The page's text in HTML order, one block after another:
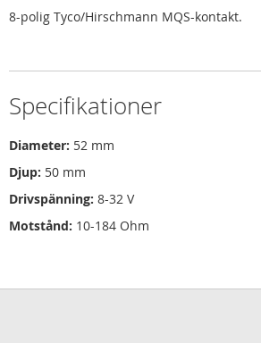
8-polig Tyco/Hirschmann MQS-kontakt.
Specifikationer
Diameter: 52 mm
Djup: 50 mm
Drivspänning: 8-32 V
Motstånd: 10-184 Ohm